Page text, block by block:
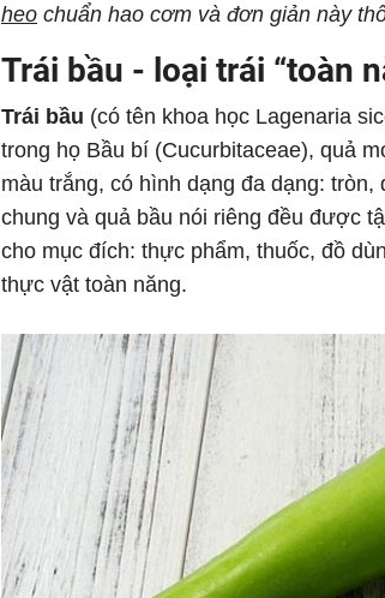
heo chuẩn hao cơm và đơn giản này
Trái bầu - loại trái “toàn
Trái bầu (có tên khoa học Lagenaria
trong họ Bầu bí (Cucurbitaceae), quả
màu trắng, có hình dạng đa dạng:
chung và quả bầu nói riêng đều được
cho mục đích: thực phẩm, thuốc, đồ
thực vật toàn năng.